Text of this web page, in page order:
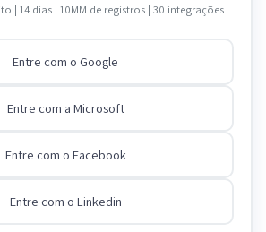
| 14 dias | 10MM de registros | 30 integrações
Entre com o Google
Entre com a Microsoft
Entre com o Facebook
Entre com o Linkedin